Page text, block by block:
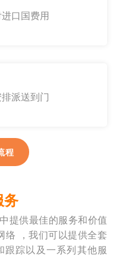
口国费用
派送到门
程
务
提供最佳的服务和价值
络 ，我们可以提供全套
踪以及一系列其他服